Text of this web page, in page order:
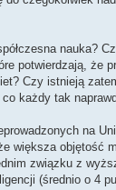
nauka?
potwierdzają, że
Czy istnieją
każdy tak
na
większa objętość
związku z
(średnio o 4